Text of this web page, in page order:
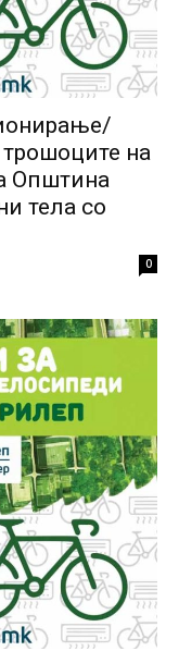
на
Општина
тела со
0